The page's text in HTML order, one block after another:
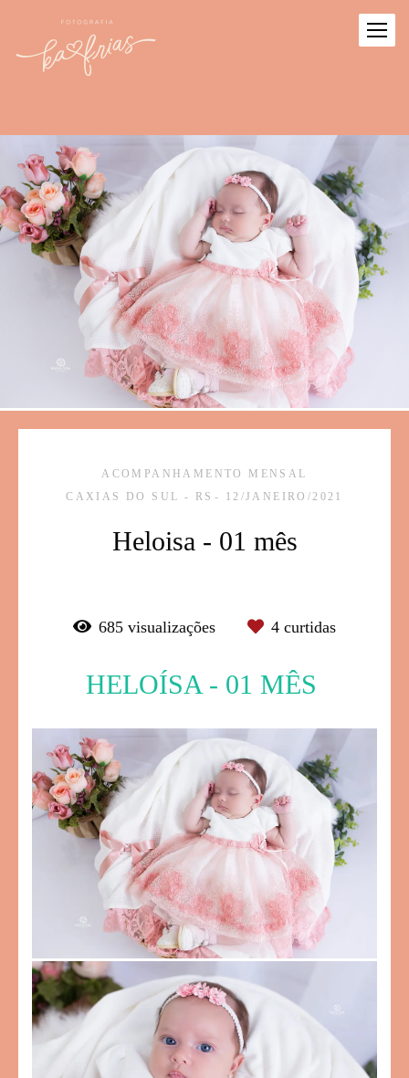
ACOMPANHAMENTO MENSAL
CAXIAS DO SUL - RS
12/JANEIRO/2021
Heloisa - 01 mês
685 visualizações 4 curtidas
HELOÍSA - 01 MÊS